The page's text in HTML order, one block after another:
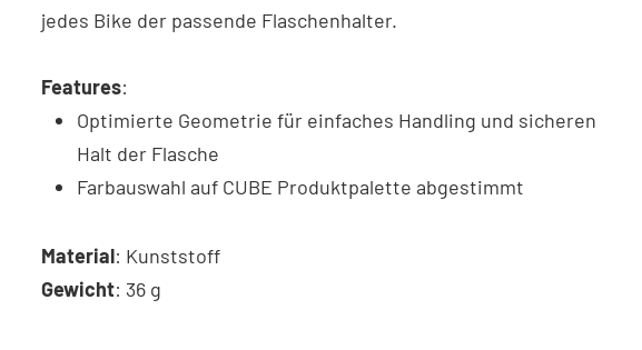
jedes Bike der passende Flaschenhalter.
Features:
Optimierte Geometrie für einfaches Handling und sicheren
Halt der Flasche
Farbauswahl auf CUBE Produktpalette abgestimmt
Material: Kunststoff
Gewicht: 36 g